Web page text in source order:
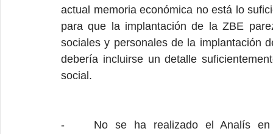
actual memoria económica no está lo
para que la implantación de la ZBE
sociales y personales de la implantación
debería incluirse un detalle
social.
-    No se ha realizado el Analís en